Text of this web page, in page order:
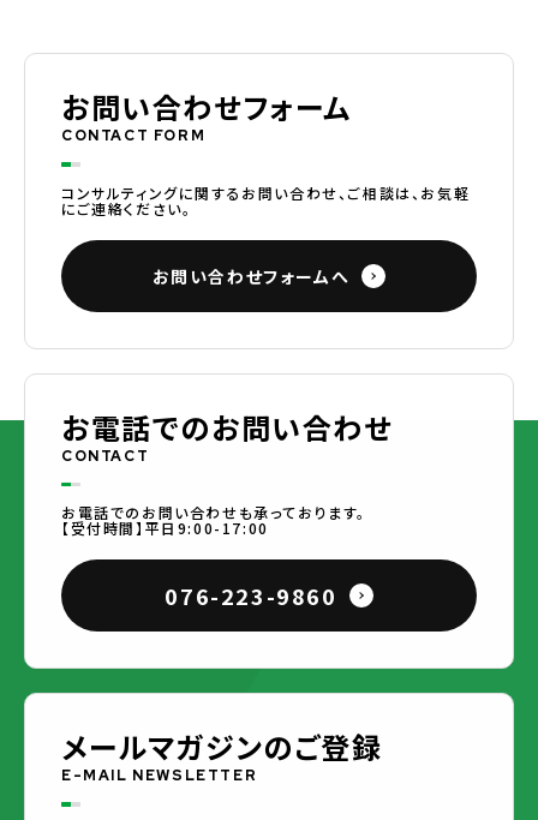
お問い合わせフォーム
CONTACT FORM
コンサルティングに関するお問い合わせ、ご相談は、お気軽
にご連絡ください。
お問い合わせフォームへ
お電話でのお問い合わせ
CONTACT
お電話でのお問い合わせも承っております。
【受付時間】平日9:00-17:00
076-223-9860
メールマガジンのご登録
E-MAIL NEWSLETTER